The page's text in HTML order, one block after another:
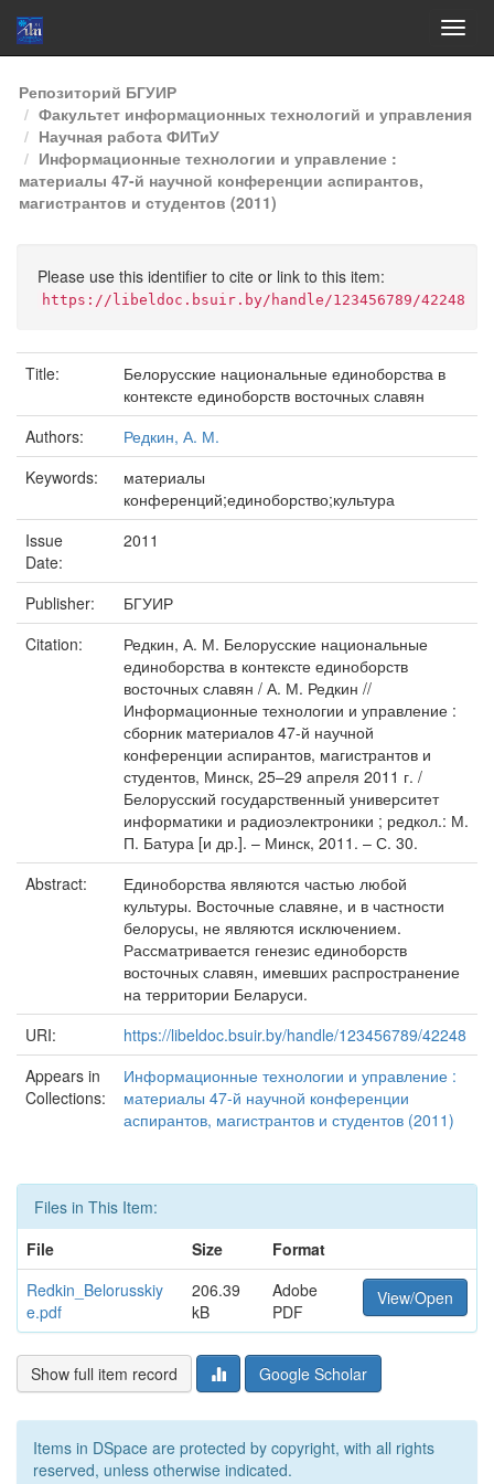
Skip
navigation
Репозиторий БГУИР
Факультет информационных технологий и управления
Научная работа ФИТиУ
Информационные технологии и управление :
материалы 47-й научной конференции аспирантов,
магистрантов и студентов (2011)
Please use this identifier to cite or link to this item:
https://libeldoc.bsuir.by/handle/123456789/42248
Title:
Белорусские национальные единоборства в
контексте единоборств восточных славян
Authors:
Редкин, А. М.
Keywords:
материалы
конференций;единоборство;культура
Issue
Date:
2011
Publisher:
БГУИР
Citation:
Редкин, А. М. Белорусские национальные
единоборства в контексте единоборств
восточных славян / А. М. Редкин //
Информационные технологии и управление :
сборник материалов 47-й научной
конференции аспирантов, магистрантов и
студентов, Минск, 25–29 апреля 2011 г. /
Белорусский государственный университет
информатики и радиоэлектроники ; редкол.: М.
П. Батура [и др.]. – Минск, 2011. – С. 30.
Abstract:
Единоборства являются частью любой
культуры. Восточные славяне, и в частности
белорусы, не являются исключением.
Рассматривается генезис единоборств
восточных славян, имевших распространение
на территории Беларуси.
URI:
https://libeldoc.bsuir.by/handle/123456789/42248
Appears in
Collections:
Информационные технологии и управление :
материалы 47-й научной конференции
аспирантов, магистрантов и студентов (2011)
Files in This Item:
File
Size
Format
Redkin_Belorusskiy
e.pdf
206.39
kB
Adobe
PDF
View/Open
Show full item record Google Scholar
Items in DSpace are protected by copyright, with all rights
reserved, unless otherwise indicated.